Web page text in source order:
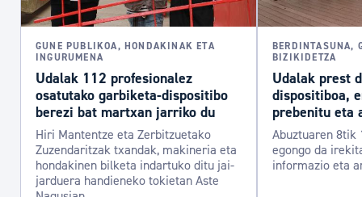
GUNE PUBLIKOA, HONDAKINAK ETA
INGURUMENA
Udalak 112 profesionalez
osatutako garbiketa-dispositibo
berezi bat martxan jarriko du
Hiri Mantentze eta Zerbitzuetako
Zuzendaritzak txandak, makineria eta
hondakinen bilketa indartuko ditu jai-
jarduera handieneko tokietan Aste
BERDINTASUNA,
BIZIKIDETZA
Udalak prest
dispositiboa,
prebenitu eta
Abuztuaren 8tik
egongo da
informazio eta